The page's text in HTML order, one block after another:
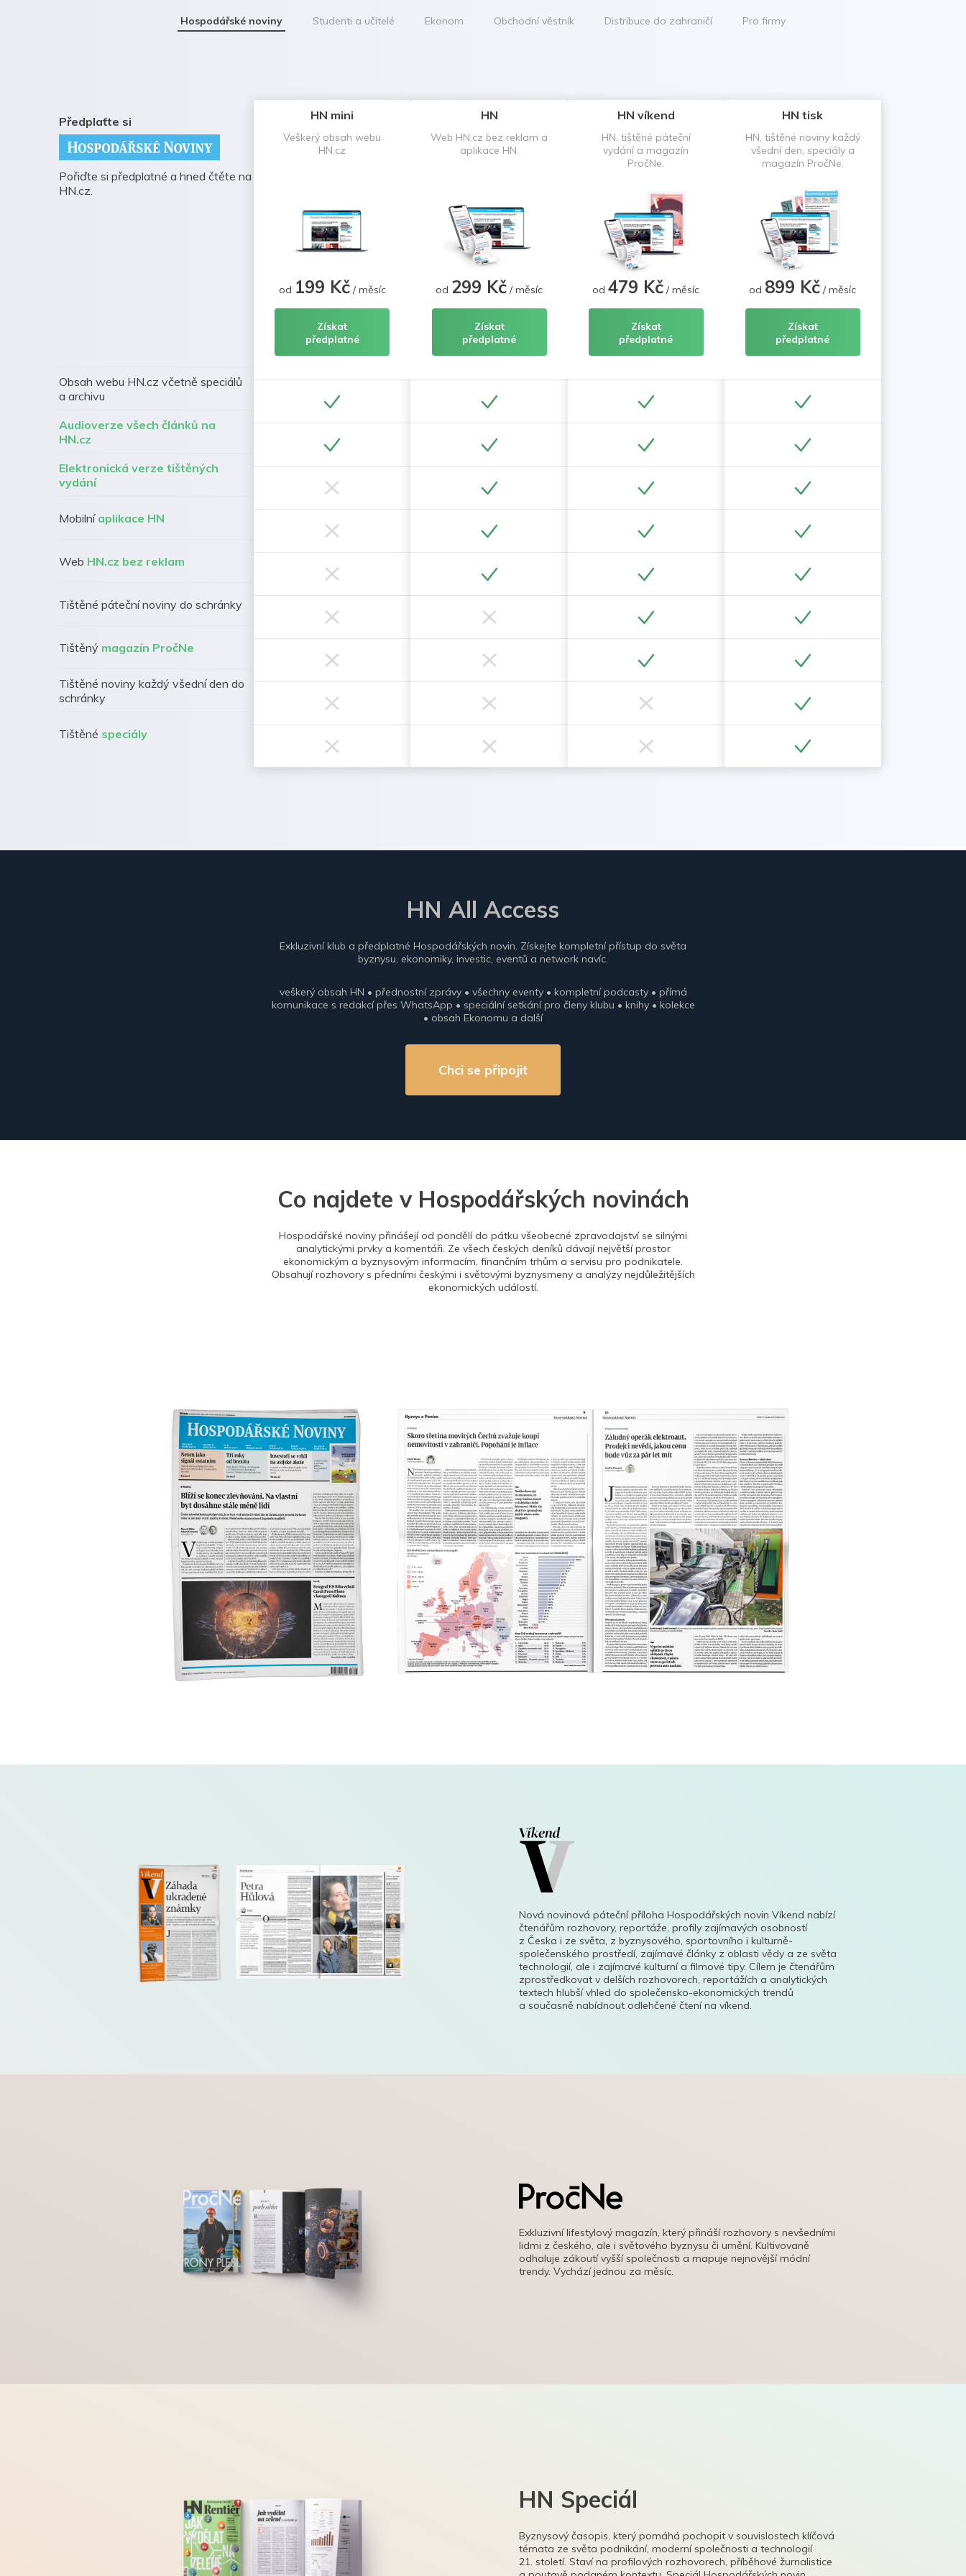
Hospodářské noviny Studenti a učitelé Ekonom Obchodní věstník Distribuce do zahraničí Pro firmy
Předplaťte si
Pořiďte si předplatné a hned čtěte na
HN.cz.
Obsah webu HN.cz včetně speciálů
a archivu
Audioverze všech článků na
HN.cz
Elektronická verze tištěných
vydání
Mobilní aplikace HN
Web HN.cz bez reklam
Tištěné páteční noviny do schránky
Tištěný magazín PročNe
Tištěné noviny každý všední den do
schránky
Tištěné speciály
HN mini
Veškerý obsah webu
HN.cz
od 199 Kč/ měsíc
Získat
předplatné
HN
Web HN.cz bez reklam a
aplikace HN.
od 299 Kč / měsíc
Získat
předplatné
HN víkend
HN, tištěné páteční
vydání a magazín
PročNe.
od479 Kč / měsíc
Získat
předplatné
HN tisk
HN, tištěné noviny každý
všední den, speciály a
magazín PročNe.
od 899 Kč / měsíc
Získat
předplatné
HN All Access
Exkluzivní klub a předplatné Hospodářských novin. Získejte kompletní přístup do světa
byznysu, ekonomiky, investic, eventů a network navíc.
veškerý obsah HN • přednostní zprávy • všechny eventy • kompletní podcasty • přímá
komunikace s redakcí přes WhatsApp • speciální setkání pro členy klubu • knihy • kolekce
• obsah Ekonomu a další
Chci se připojit
Co najdete v Hospodářských novinách
Hospodářské noviny přinášejí od pondělí do pátku všeobecné zpravodajství se silnými
analytickými prvky a komentáři. Ze všech českých deníků dávají největší prostor
ekonomickým a byznysovým informacím, finančním trhům a servisu pro podnikatele.
Obsahují rozhovory s předními českými i světovými byznysmeny a analýzy nejdůležitějších
ekonomických událostí.
Nová novinová páteční příloha Hospodářských novin Víkend nabízí
čtenářům rozhovory, reportáže, profily zajímavých osobností
z Česka i ze světa, z byznysového, sportovního i kulturně-
společenského prostředí, zajímavé články z oblasti vědy a ze světa
technologií, ale i zajímavé kulturní a filmové tipy. Cílem je čtenářům
zprostředkovat v delších rozhovorech, reportážích a analytických
textech hlubší vhled do společensko-ekonomických trendů
a současně nabídnout odlehčené čtení na víkend.
Exkluzivní lifestylový magazín, který přináší rozhovory s nevšedními
lidmi z českého, ale i světového byznysu či umění. Kultivovaně
odhaluje zákoutí vyšší společnosti a mapuje nejnovější módní
trendy. Vychází jednou za měsíc.
HN Speciál
Byznysový časopis, který pomáhá pochopit v souvislostech klíčová
témata ze světa podnikání, moderní společnosti a technologií
21. století. Staví na profilových rozhovorech, příběhové žurnalistice